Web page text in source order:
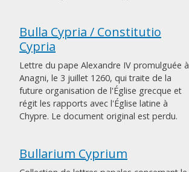
Bulla Cypria / Constitutio
Cypria
Lettre du pape Alexandre IV promulguée à
Anagni, le 3 juillet 1260, qui traite de la
future organisation de l'Église grecque et
régit les rapports avec l'Église latine à
Chypre. Le document original est perdu.
Bullarium Cyprium